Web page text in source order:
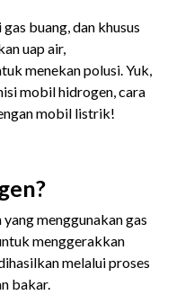
buang, dan khusus
uap air,
menekan polusi. Yuk,
mobil hidrogen, cara
mobil listrik!
menggunakan gas
menggerakkan
melalui proses
bakar.